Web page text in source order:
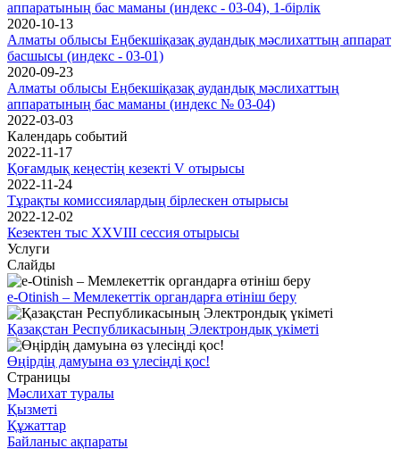
аппаратының бас маманы (индекс - 03-04), 1-бірлік
2020-10-13
Алматы облысы Еңбекшіқазақ аудандық мәслихаттың аппарат
басшысы (индекс - 03-01)
2020-09-23
Алматы облысы Еңбекшіқазақ аудандық мәслихаттың
аппаратының бас маманы (индекс № 03-04)
2022-03-03
Календарь событий
2022-11-17
Қоғамдық кеңестің кезекті V отырысы
2022-11-24
Тұрақты комиссиялардың бірлескен отырысы
2022-12-02
Кезектен тыс XXVIII сессия отырысы
Услуги
Слайды
e-Otinish – Мемлекеттік органдарға өтініш беру
Қазақстан Республикасының Электрондық үкіметі
Өңірдің дамуына өз үлесіңді қос!
Страницы
Мәслихат туралы
Қызметі
Құжаттар
Байланыс ақпараты